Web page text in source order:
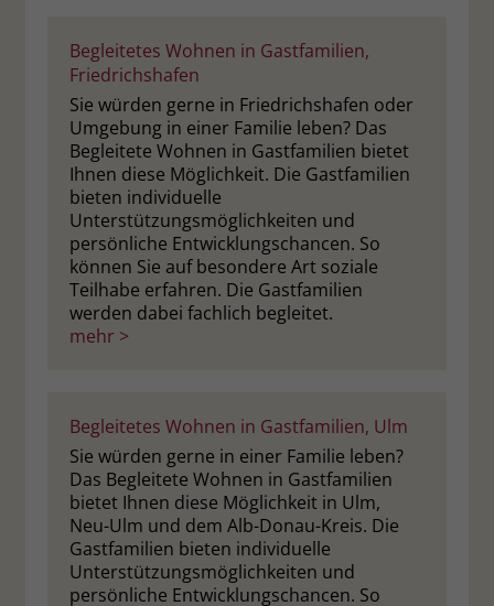
Begleitetes Wohnen in Gastfamilien,
Friedrichshafen
Sie würden gerne in Friedrichshafen oder
Umgebung in einer Familie leben? Das
Begleitete Wohnen in Gastfamilien bietet
Ihnen diese Möglichkeit. Die Gastfamilien
bieten individuelle
Unterstützungsmöglichkeiten und
persönliche Entwicklungschancen. So
können Sie auf besondere Art soziale
Teilhabe erfahren. Die Gastfamilien
werden dabei fachlich begleitet.
mehr >
Begleitetes Wohnen in Gastfamilien, Ulm
Sie würden gerne in einer Familie leben?
Das Begleitete Wohnen in Gastfamilien
bietet Ihnen diese Möglichkeit in Ulm,
Neu-Ulm und dem Alb-Donau-Kreis. Die
Gastfamilien bieten individuelle
Unterstützungsmöglichkeiten und
persönliche Entwicklungschancen. So